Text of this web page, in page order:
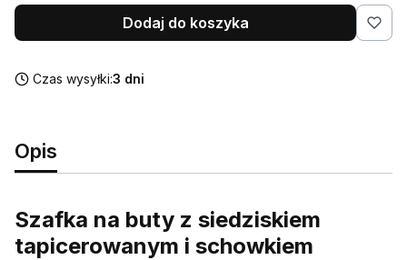
Dodaj do koszyka
Czas wysyłki:3 dni
Opis
Szafka na buty z siedziskiem
tapicerowanym i schowkiem